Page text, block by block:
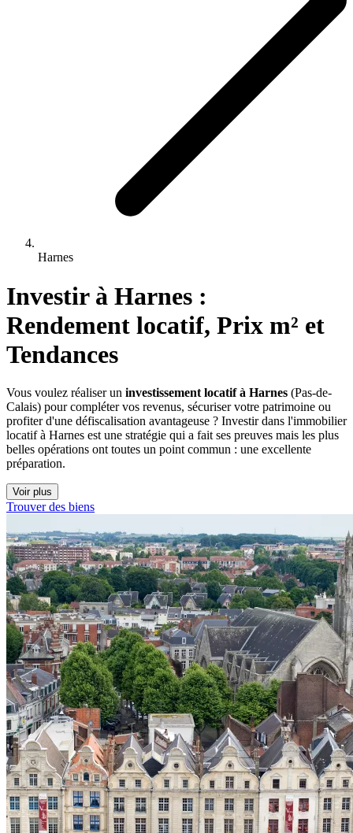
Harnes
Investir à Harnes :
Rendement locatif, Prix m² et
Tendances
Vous voulez réaliser un investissement locatif à Harnes (Pas-de-
Calais) pour compléter vos revenus, sécuriser votre patrimoine ou
profiter d'une défiscalisation avantageuse ? Investir dans l'immobilier
locatif à Harnes est une stratégie qui a fait ses preuves mais les plus
belles opérations ont toutes un point commun : une excellente
préparation.
Voir plus
Trouver des biens